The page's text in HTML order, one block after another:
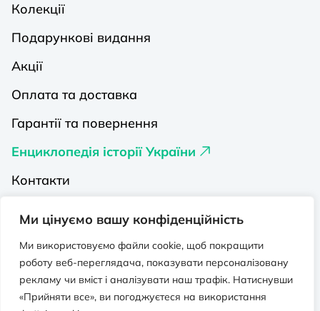
Ми цінуємо вашу конфіденційність
Ми використовуємо файли cookie, щоб покращити
роботу веб-переглядача, показувати персоналізовану
рекламу чи вміст і аналізувати наш трафік. Натиснувши
«Прийняти все», ви погоджуєтеся на використання
Колекції
Подарункові видання
Акції
Оплата та доставка
Гарантії та повернення
Енциклопедія історії України
Контакти
Видавництва на Порталі
Політика конфіденційності
Публічна оферта